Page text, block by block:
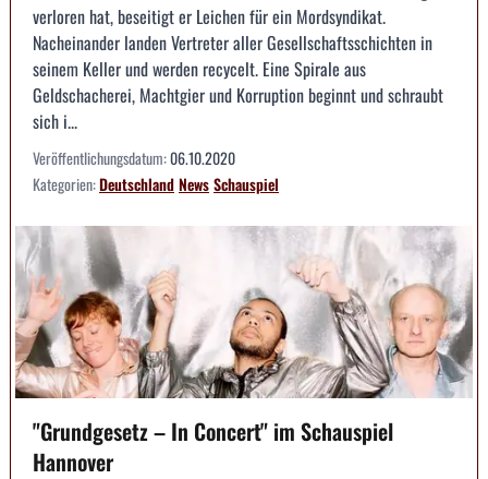
verloren hat, beseitigt er Leichen für ein Mordsyndikat.
Nacheinander landen Vertreter aller Gesellschaftsschichten in
seinem Keller und werden recycelt. Eine Spirale aus
Geldschacherei, Machtgier und Korruption beginnt und schraubt
sich i...
Veröffentlichungsdatum:06.10.2020
Kategorien:DeutschlandNewsSchauspiel
"Grundgesetz – In Concert" im Schauspiel
Hannover